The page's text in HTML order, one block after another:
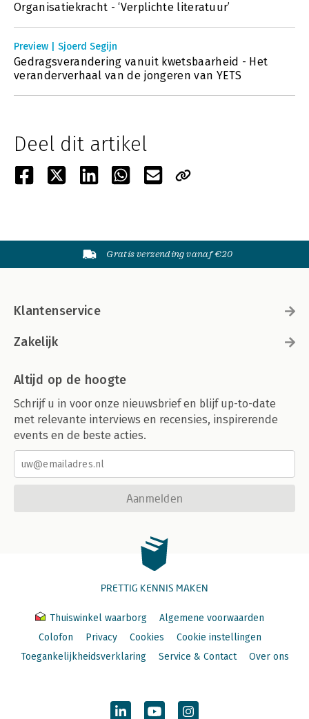
Organisatiekracht - ‘Verplichte literatuur’
Preview | Sjoerd Segijn
Gedragsverandering vanuit kwetsbaarheid - Het
veranderverhaal van de jongeren van YETS
Deel dit artikel
Gratis verzending vanaf €20
Klantenservice
Zakelijk
Altijd op de hoogte
Schrijf u in voor onze nieuwsbrief en blijf up-to-date
met relevante interviews en recensies, inspirerende
events en de beste acties.
Aanmelden
PRETTIG KENNIS MAKEN
Thuiswinkel waarborg
Algemene voorwaarden
Colofon
Privacy Cookies
Cookie instellingen
Toegankelijkheidsverklaring
Service & Contact Over ons